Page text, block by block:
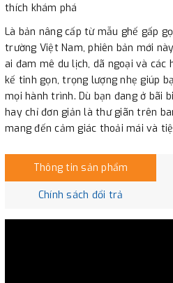
thích khám phá
Là bản nâng cấp từ mẫu ghế gấp
trường Việt Nam, phiên bản mới
ai đam mê du lịch, dã ngoại và
kế tinh gọn, trọng lượng nhẹ giúp
mọi hành trình. Dù bạn đang ở bãi
hay chỉ đơn giản là thư giãn trên
mang đến cảm giác thoải mái và
Thông tin sản phẩm
Chính sách đổi trả